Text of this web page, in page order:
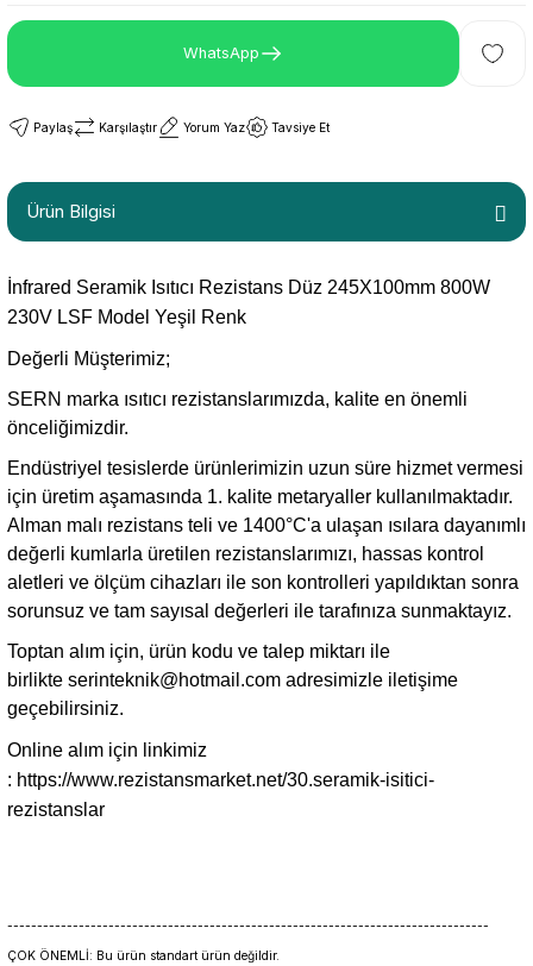
WhatsApp
Paylaş Karşılaştır Yorum Yaz Tavsiye Et
Ürün Bilgisi
İnfrared Seramik Isıtıcı Rezistans Düz 245X100mm 800W
230V LSF Model Yeşil Renk
Değerli Müşterimiz;
SERN marka ısıtıcı rezistanslarımızda, kalite en önemli
önceliğimizdir.
Endüstriyel tesislerde ürünlerimizin uzun süre hizmet vermesi
için üretim aşamasında 1. kalite metaryaller kullanılmaktadır.
Alman malı rezistans teli ve 1400°C'a ulaşan ısılara dayanımlı
değerli kumlarla üretilen rezistanslarımızı, hassas kontrol
aletleri ve ölçüm cihazları ile son kontrolleri yapıldıktan sonra
sorunsuz ve tam sayısal değerleri ile tarafınıza sunmaktayız.
Toptan alım için, ürün kodu ve talep miktarı ile
birlikte serinteknik@hotmail.com adresimizle iletişime
geçebilirsiniz.
Online alım için linkimiz
: https://www.rezistansmarket.net/30.seramik-isitici-
rezistanslar
---------------------------------------------------------------------------------
ÇOK ÖNEMLİ: Bu ürün standart ürün değildir.